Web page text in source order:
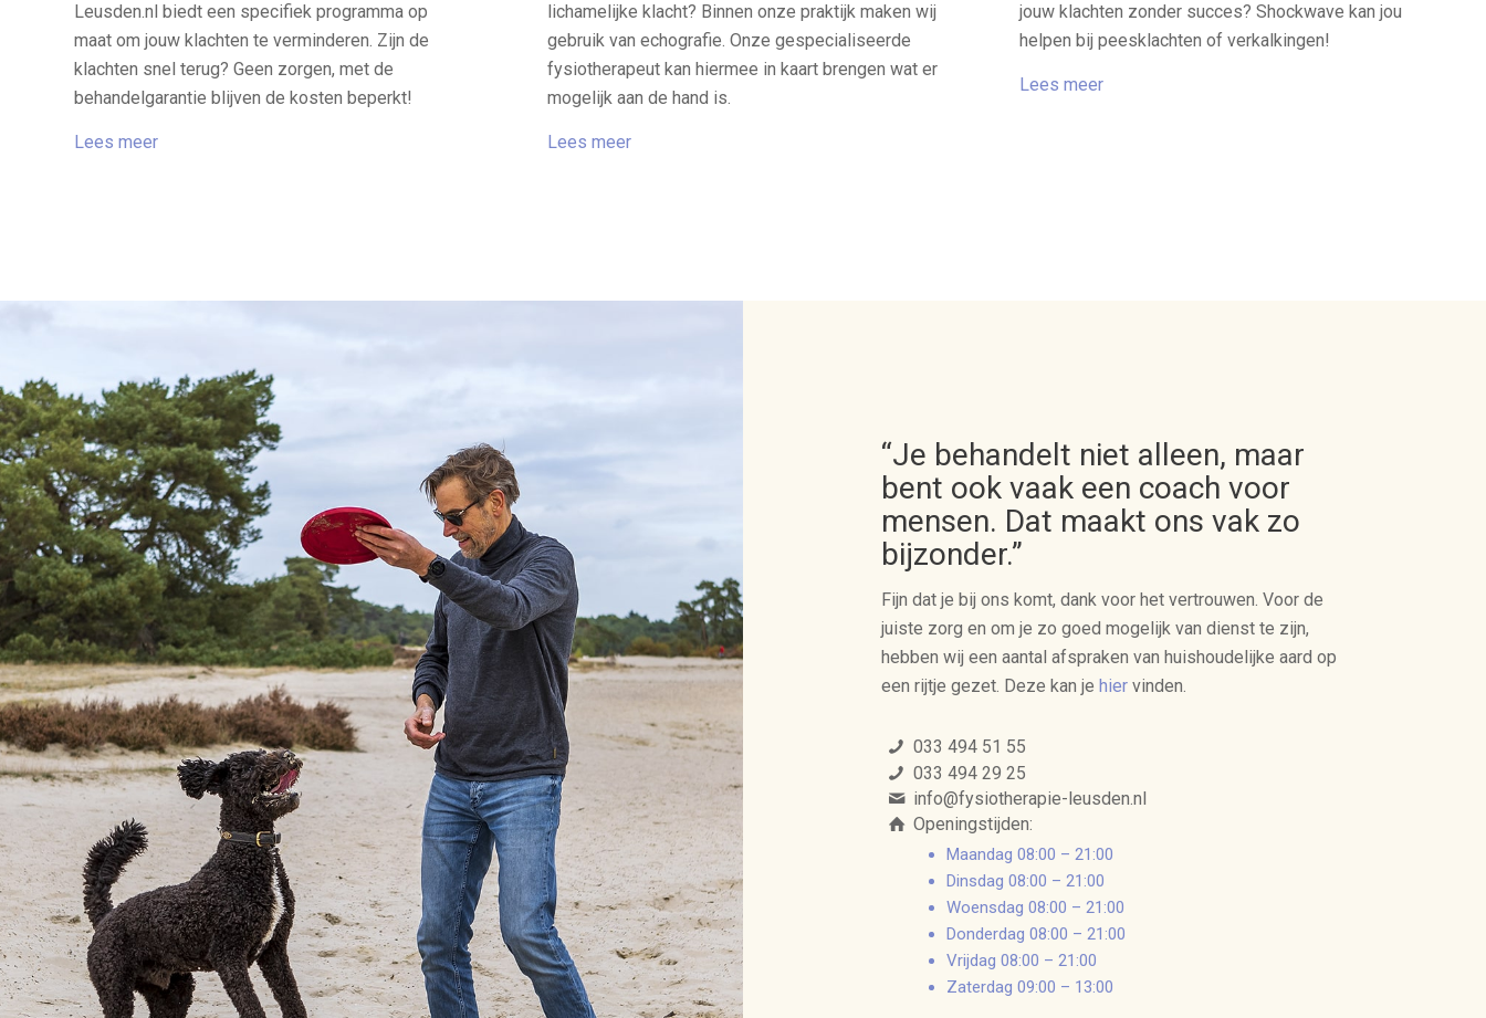
Leusden.nl biedt een specifiek programma op
maat om jouw klachten te verminderen. Zijn de
klachten snel terug? Geen zorgen, met de
behandelgarantie blijven de kosten beperkt!
Lees meer
lichamelijke klacht? Binnen onze praktijk maken wij
gebruik van echografie. Onze gespecialiseerde
fysiotherapeut kan hiermee in kaart brengen wat er
mogelijk aan de hand is.
Lees meer
jouw klachten zonder succes? Shockwave kan jou
helpen bij peesklachten of verkalkingen!
Lees meer
“Je behandelt niet alleen, maar
bent ook vaak een coach voor
mensen. Dat maakt ons vak zo
bijzonder.”
Fijn dat je bij ons komt, dank voor het vertrouwen. Voor de
juiste zorg en om je zo goed mogelijk van dienst te zijn,
hebben wij een aantal afspraken van huishoudelijke aard op
een rijtje gezet. Deze kan je hier vinden.
033 494 51 55
033 494 29 25
info@fysiotherapie-leusden.nl
Openingstijden:
Maandag 08:00 – 21:00
Dinsdag 08:00 – 21:00
Woensdag 08:00 – 21:00
Donderdag 08:00 – 21:00
Vrijdag 08:00 – 21:00
Zaterdag 09:00 – 13:00